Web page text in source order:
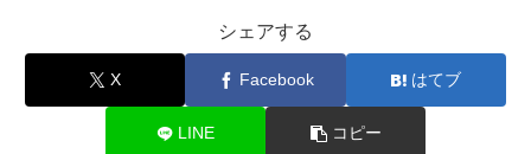
シェアする
X Facebook はてブ
LINE コピー